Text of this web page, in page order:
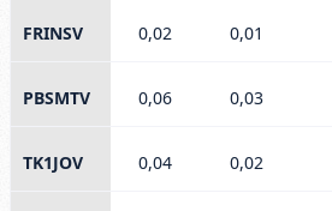
FRINSV 0,02 0,01
PBSMTV 0,06 0,03
TK1JOV 0,04 0,02